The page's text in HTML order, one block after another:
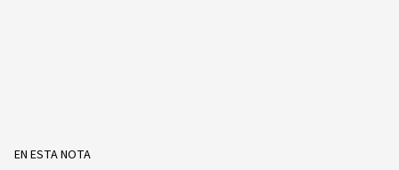
EN ESTA NOTA